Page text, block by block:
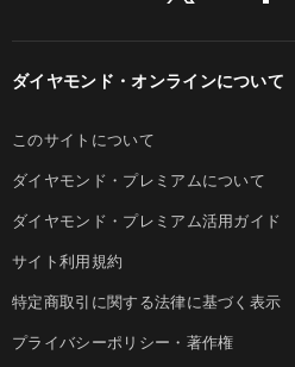
ダイヤモンド・オンラインについて
このサイトについて
ダイヤモンド・プレミアムについて
ダイヤモンド・プレミアム活用ガイド
サイト利用規約
特定商取引に関する法律に基づく表示
プライバシーポリシー・著作権